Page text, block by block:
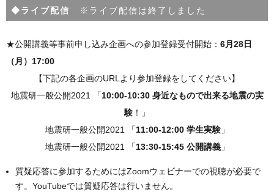
◆ライブ配信 ※ライブ配信は終了しました
★公開講義等事前申し込み企画への参加登録受付開始： 6月28日
（月）17:00
【下記の各企画のURLより参加登録をしてください】
地震研一般公開2021 「10:00-10:30 身近なもので出来る地震の実
験 ！」
地震研一般公開2021 「11:00-12:00 学生実験」
地震研一般公開2021 「13:30-15:45 公開講義」
質疑応答に参加するためにはZoomウェビナーでの視聴が必要で
す。YouTubeでは質疑応答は行いません。